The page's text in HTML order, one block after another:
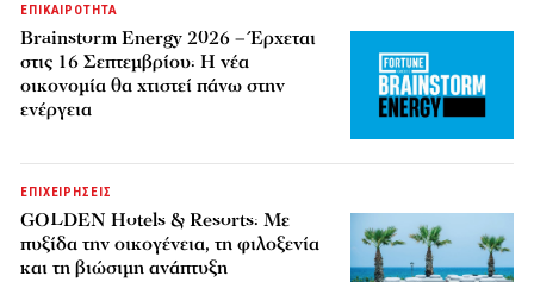
ΕΠΙΚΑΙΡΟΤΗΤΑ
Brainstorm Energy 2026 – Έρχεται
στις 16 Σεπτεμβρίου: Η νέα
οικονομία θα χτιστεί πάνω στην
ενέργεια
ΕΠΙΧΕΙΡΗΣΕΙΣ
GOLDEN Hotels & Resorts: Με
πυξίδα την οικογένεια, τη φιλοξενία
και τη βιώσιμη ανάπτυξη